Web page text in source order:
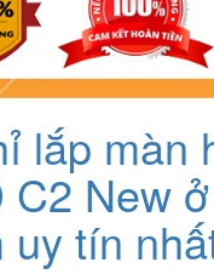
lắp màn
C2 New
uy tín